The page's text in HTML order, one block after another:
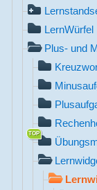
LernWürfel
Plus- und